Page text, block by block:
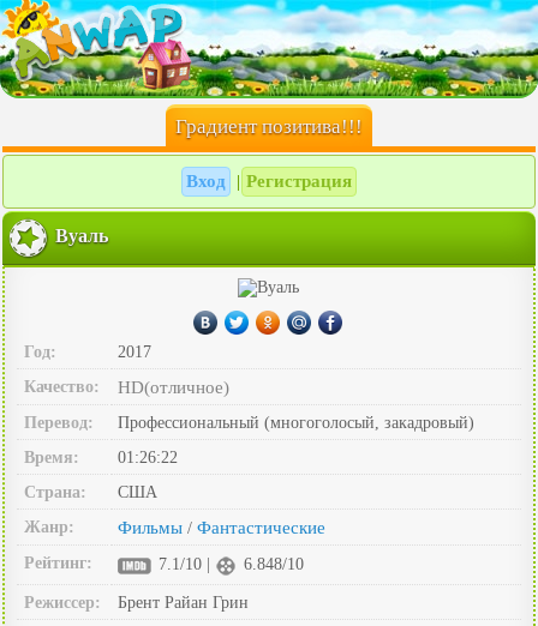
Градиент позитива!!!
Вход Регистрация
Вуаль
Год:
2017
Качество:
HD(отличное)
Перевод:
Профессиональный (многоголосый, закадровый)
Время:
01:26:22
Страна:
США
Жанр:
Фильмы / Фантастические
Рейтинг: 7.1/10 | 6.848/10
Режиссер:
Брент Райан Грин